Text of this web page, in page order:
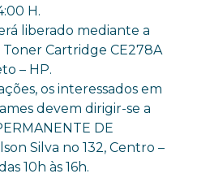
H.
liberado mediante a
Cartridge CE278A
– HP.
os interessados em
devem dirigir-se a
DE
Silva no 132, Centro –
10h às 16h.